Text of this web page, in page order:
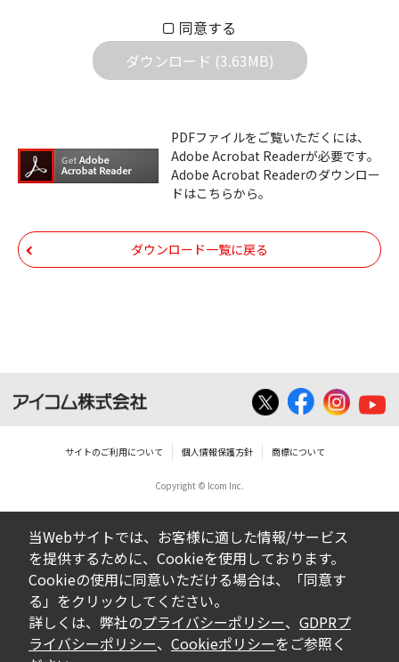
属します。ダウンロードした取扱説明書は、
個人が本来の目的でご使用されることは可能
ですが、権利者の許諾を得ることなく、以下
ダウンロードした取扱説明書は、複製、賃
貸、改変、公衆送信、または公衆送信可能
化することはできません。
いは無償を問わず、第三者に譲渡あるいは
使用させる事ができません。
ダウンロードした取扱説明書等に使用され
の転用は一切出来ません。
ダウンロードした取扱説明書およびその他す
べての掲載物の変更は一切行わないでくださ
い。お客様による内容の変更により、何らか
の欠陥が生じたとしても、弊社では一切の保
証をいたしません。また、内容の変更の結
果、万一お客様に損害が生じたとしても、弊
社及び販売店等は一切の責任を負いません。
同意する
ダウンロード (3.63MB)
PDFファイルをご覧いただくには、
Adobe Acrobat Readerが必要です。
Adobe Acrobat Readerのダウンロー
ドはこちらから。
ダウンロード一覧に戻る
サイトのご利用について 個人情報保護方針 商標について
Copyright © Icom Inc.
当Webサイトでは、お客様に適した情報/サービス
を提供するために、Cookieを使用しております。
Cookieの使用に同意いただける場合は、「同意す
る」をクリックしてください。
詳しくは、弊社のプライバシーポリシー、 GDPRプ
ライバシーポリシー、 Cookieポリシーをご参照く